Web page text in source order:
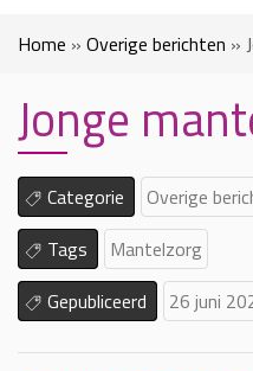
Home » Overige berichten »
Jonge
Categorie
Overige
Tags
Mantelzorg
Gepubliceerd
26 juni